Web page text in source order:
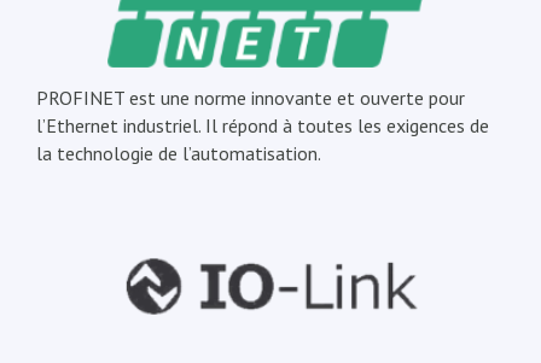
PROFINET est une norme innovante et ouverte pour
l’Ethernet industriel. Il répond à toutes les exigences de
la technologie de l’automatisation.